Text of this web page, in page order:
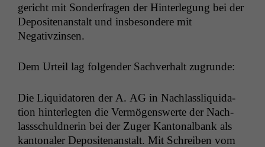
gericht mit Son­der­fra­gen der Hin­ter­legung bei der
Deposi­te­nanstalt und ins­beson­dere mit
Negativzinsen.
Dem Urteil lag fol­gen­der Sachver­halt zugrunde:
Die Liq­uida­toren der A. AG in Nach­lassliq­ui­da­
tion hin­ter­legten die Ver­mö­genswerte der Nach­
lasss­chuld­ner­in bei der Zuger Kan­ton­al­bank als
kan­tonaler Deposi­te­nanstalt. Mit Schreiben vom